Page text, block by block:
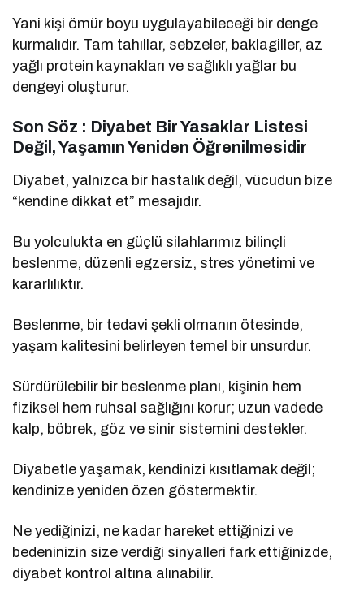
Yani kişi ömür boyu uygulayabileceği bir denge
kurmalıdır. Tam tahıllar, sebzeler, baklagiller, az
yağlı protein kaynakları ve sağlıklı yağlar bu
dengeyi oluşturur.
Son Söz : Diyabet Bir Yasaklar Listesi
Değil, Yaşamın Yeniden Öğrenilmesidir
Diyabet, yalnızca bir hastalık değil, vücudun bize
“kendine dikkat et” mesajıdır.
Bu yolculukta en güçlü silahlarımız bilinçli
beslenme, düzenli egzersiz, stres yönetimi ve
kararlılıktır.
Beslenme, bir tedavi şekli olmanın ötesinde,
yaşam kalitesini belirleyen temel bir unsurdur.
Sürdürülebilir bir beslenme planı, kişinin hem
fiziksel hem ruhsal sağlığını korur; uzun vadede
kalp, böbrek, göz ve sinir sistemini destekler.
Diyabetle yaşamak, kendinizi kısıtlamak değil;
kendinize yeniden özen göstermektir.
Ne yediğinizi, ne kadar hareket ettiğinizi ve
bedeninizin size verdiği sinyalleri fark ettiğinizde,
diyabet kontrol altına alınabilir.